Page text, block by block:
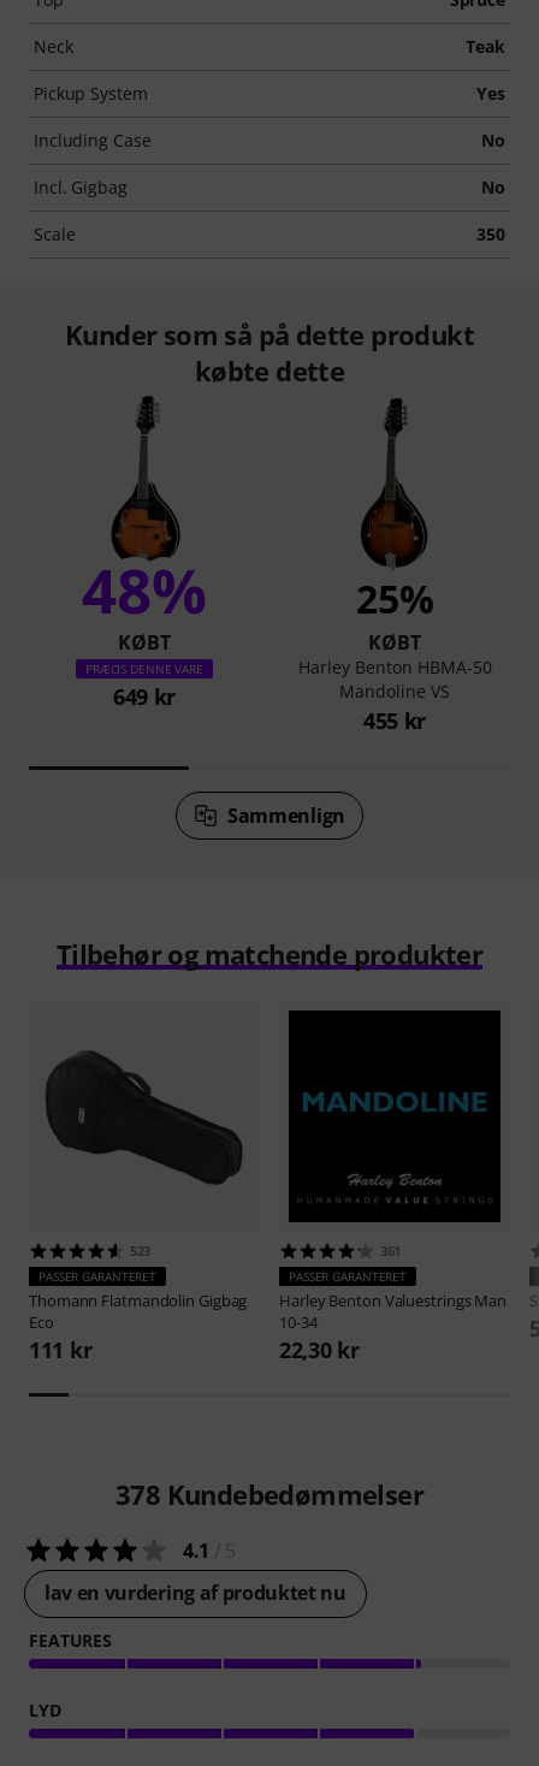
Neck Teak
Pickup System Yes
Including Case No
Incl. Gigbag No
Scale 350
Kunder som så på dette produkt
købte dette
48%
KØBT
PRÆCIS DENNE VARE
649 kr
25%
KØBT
Harley Benton HBMA-50
Mandoline VS
455 kr
Sammenlign
Tilbehør og matchende produkter
523
PASSER GARANTERET
Thomann Flatmandolin Gigbag
Eco
111 kr
361
PASSER GARANTERET
Harley Benton Valuestrings Man
10-34
22,30 kr
378 Kundebedømmelser
4.1
lav en vurdering af produktet nu
FEATURES
LYD